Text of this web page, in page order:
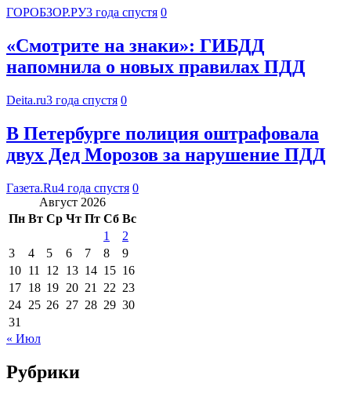
ГОРОБЗОР.РУ3 года спустя 0
«Смотрите на знаки»: ГИБДД
напомнила о новых правилах ПДД
Deita.ru3 года спустя 0
В Петербурге полиция оштрафовала
двух Дед Морозов за нарушение ПДД
Газета.Ru4 года спустя 0
Август 2026
Пн Вт Ср Чт Пт Сб Вс
1
2
3
4 5 6 7 8
9
10 11 12 13 14 15 16
17 18 19 20 21 22 23
24 25 26 27 28 29 30
31
« Июл
Рубрики